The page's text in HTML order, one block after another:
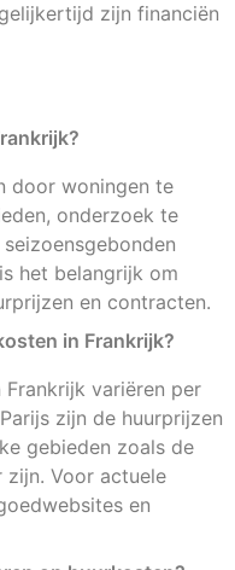
zijn financiën
door woningen te
onderzoek te
het belangrijk om
en contracten.
in Frankrijk?
variëren per
zijn de huurprijzen
gebieden zoals de
Voor actuele
en